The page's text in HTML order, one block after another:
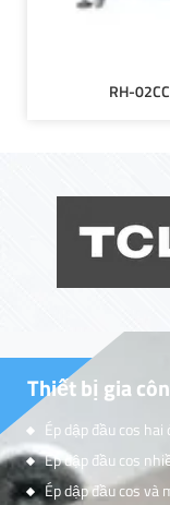
RH-
Thiết bị gia
Ép dập đầu cos hai
Ép dập đầu cos
Ép dập đầu cos và